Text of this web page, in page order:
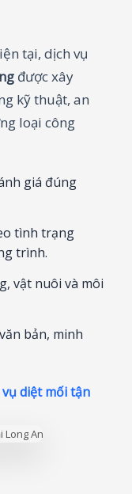
tại, dịch vụ
được xây
kỹ thuật, an
loại công
giá đúng
tình trạng
trình.
vật nuôi và môi
bản, minh
vụ diệt mối tận